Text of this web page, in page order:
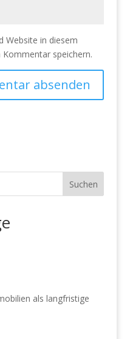
Website in diesem
speichern.
Suchen
als langfristige